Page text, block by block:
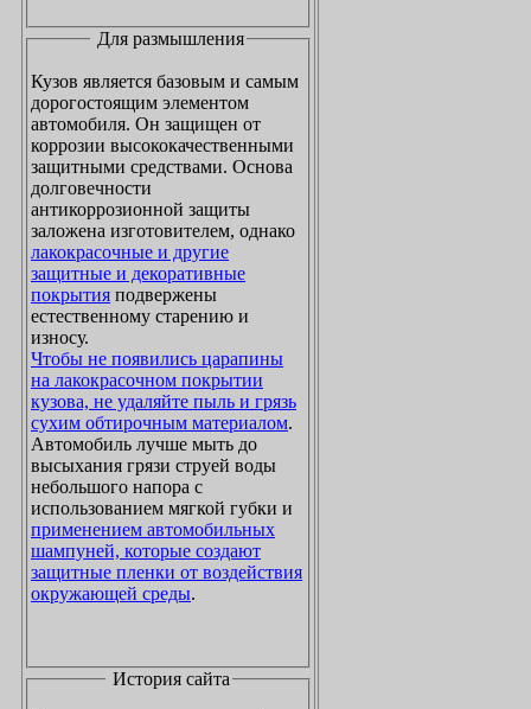
Для размышления
Кузов является базовым и самым
дорогостоящим элементом
автомобиля. Он защищен от
коррозии высококачественными
защитными средствами. Основа
долговечности
антикоррозионной защиты
заложена изготовителем, однако
лакокрасочные и другие
защитные и декоративные
покрытия подвержены
естественному старению и
износу.
Чтобы не появились царапины
на лакокрасочном покрытии
кузова, не удаляйте пыль и грязь
сухим обтирочным материалом.
Автомобиль лучше мыть до
высыхания грязи струей воды
небольшого напора с
использованием мягкой губки и
применением автомобильных
шампуней, которые создают
защитные пленки от воздействия
окружающей среды.
История сайта